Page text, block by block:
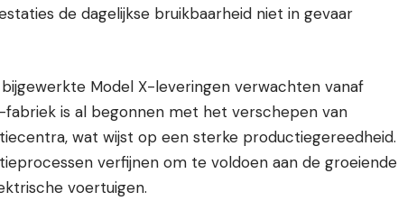
de dagelijkse bruikbaarheid niet in gevaar
Model X-leveringen verwachten vanaf
fabriek is al begonnen met het verschepen van
wat wijst op een sterke productiegereedheid.
verfijnen om te voldoen aan de groeiende
voertuigen.